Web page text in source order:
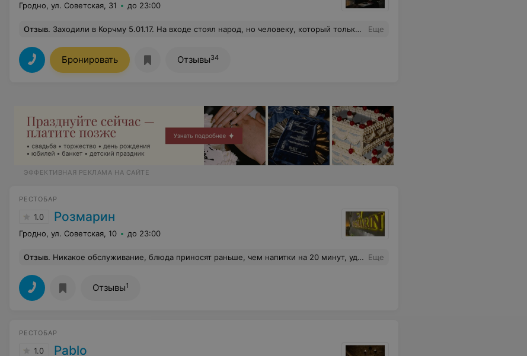
Гродно, ул. Советская, 31 до 23:00
Отзыв. Заходили в Корчму 5.01.17. На входе стоял народ, но человеку, который только появился на пороге заведения, сразу не понять, чего люди ждут: то ли это очередь в туалет, так как имеется какая-то дверь рядом с выходом, то ли это очередь, ожидающая приглашения к освободившемуся столику. Соответственно, мы прошли минуя людей. Был свободный столик, к которому мы и направились. Через минуту с недоброжелательным выражением лица подбежал администратор. Молодой человек явно был не в духе. С фразой "я извиняюсь" (вы можете это прочитать с эмоцией злости) администратор смотрел на нас. Что?! Вы извиняетесь?! За что?! Видимо, дальше что-то сказать или объяснить, простите, "отсох" язык. Мы покинули одну из комнат. На выходе стоял официант (молодой человек невысоко роста со светлыми волосами), который приветливо и вежливо всё объяснил. Персонал Корчмы явно требует перестановок. Такой администратор, если его так можно назвать, никогда не будет привлекать гостей. Такого приёма не было ещё нигде. Еще
Бронировать Отзывы34
ЭФФЕКТИВНАЯ РЕКЛАМА НА САЙТЕ
РЕСТОБАР
1.0 Розмарин
Гродно, ул. Советская, 10 до 23:00
Отзыв. Никакое обслуживание, блюда приносят раньше, чем напитки на 20 минут, удивительно, но факт! Еще
Отзывы1
РЕСТОБАР
1.0 Pablo